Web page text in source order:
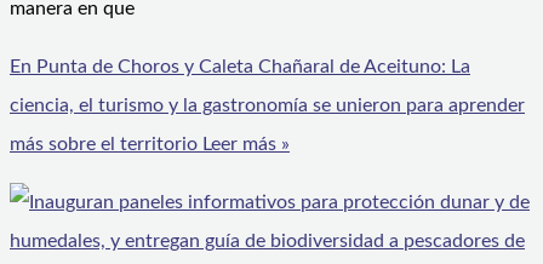
manera en que
En Punta de Choros y Caleta Chañaral de Aceituno: La
ciencia, el turismo y la gastronomía se unieron para aprender
más sobre el territorio Leer más »